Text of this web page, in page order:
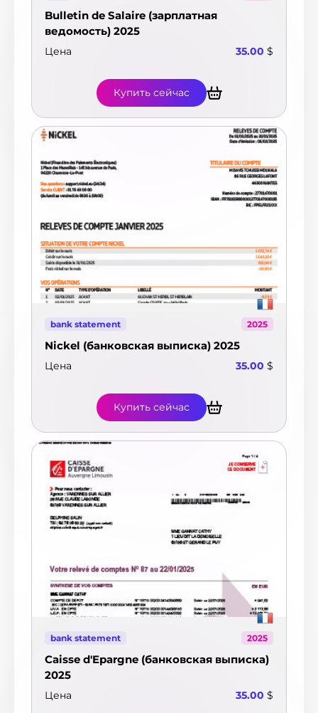
Bulletin de Salaire (зарплатная
ведомость) 2025
Цена 35.00 $
Купить сейчас
bank statement 2025
Nickel (банковская выписка) 2025
Цена 35.00 $
Купить сейчас
bank statement 2025
Caisse d'Epargne (банковская выписка)
2025
Цена 35.00 $